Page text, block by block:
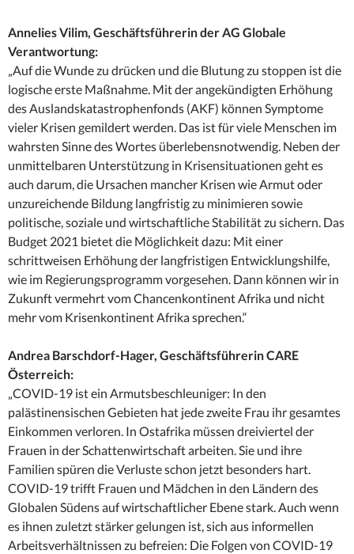
Annelies Vilim, Geschäftsführerin der AG Globale
Verantwortung:
„Auf die Wunde zu drücken und die Blutung zu stoppen ist die
logische erste Maßnahme. Mit der angekündigten Erhöhung
des Auslandskatastrophenfonds (AKF) können Symptome
vieler Krisen gemildert werden. Das ist für viele Menschen im
wahrsten Sinne des Wortes überlebensnotwendig. Neben der
unmittelbaren Unterstützung in Krisensituationen geht es
auch darum, die Ursachen mancher Krisen wie Armut oder
unzureichende Bildung langfristig zu minimieren sowie
politische, soziale und wirtschaftliche Stabilität zu sichern. Das
Budget 2021 bietet die Möglichkeit dazu: Mit einer
schrittweisen Erhöhung der langfristigen Entwicklungshilfe,
wie im Regierungsprogramm vorgesehen. Dann können wir in
Zukunft vermehrt vom Chancenkontinent Afrika und nicht
mehr vom Krisenkontinent Afrika sprechen.“
Andrea Barschdorf-Hager, Geschäftsführerin CARE
Österreich:
„COVID-19 ist ein Armutsbeschleuniger: In den
palästinensischen Gebieten hat jede zweite Frau ihr gesamtes
Einkommen verloren. In Ostafrika müssen dreiviertel der
Frauen in der Schattenwirtschaft arbeiten. Sie und ihre
Familien spüren die Verluste schon jetzt besonders hart.
COVID-19 trifft Frauen und Mädchen in den Ländern des
Globalen Südens auf wirtschaftlicher Ebene stark. Auch wenn
es ihnen zuletzt stärker gelungen ist, sich aus informellen
Arbeitsverhältnissen zu befreien: Die Folgen von COVID-19